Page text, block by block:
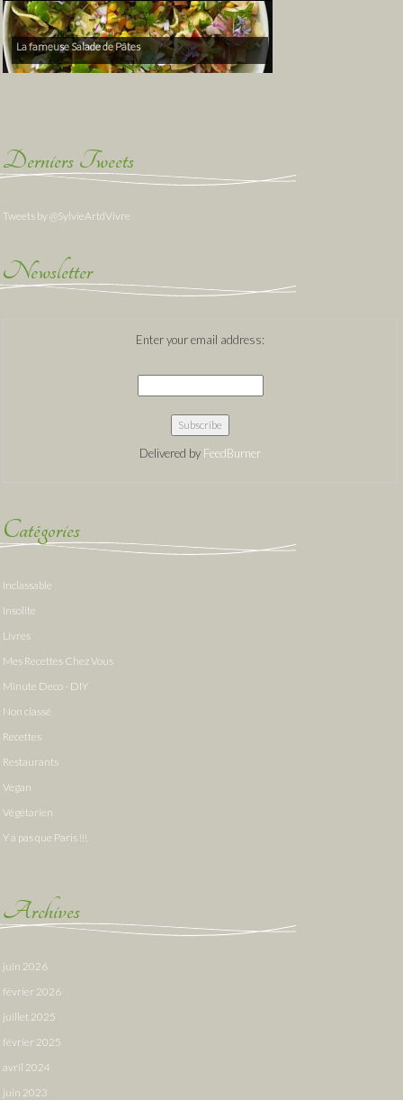
La fameuse Salade de Pâtes
Derniers Tweets
Tweets by @SylvieArtdVivre
Newsletter
Enter your email address:
Delivered by FeedBurner
Catégories
Inclassable
Insolite
Livres
Mes Recettes Chez Vous
Minute Deco - DIY
Non classé
Recettes
Restaurants
Vegan
Végétarien
Y a pas que Paris !!!
Archives
juin 2026
février 2026
juillet 2025
février 2025
avril 2024
juin 2023